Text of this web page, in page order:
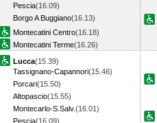
Pescia(16.09)
Borgo A Buggiano(16.13)
Montecatini Centro(16.18)
Montecatini Terme(16.26)
Lucca(15.39)
Tassignano-Capannori(15.46)
Porcari(15.50)
Altopascio(15.55)
Montecarlo-S.Salv.(16.01)
Pescia(16.09)